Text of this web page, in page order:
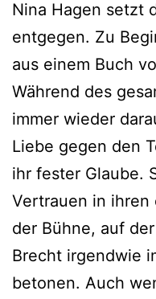
Nina Hagen setzt
entgegen. Zu
aus einem Buch
Während des
immer wieder
Liebe gegen den
ihr fester Glaube.
Vertrauen in ihren
der Bühne, auf
Brecht irgendwie
betonen. Auch